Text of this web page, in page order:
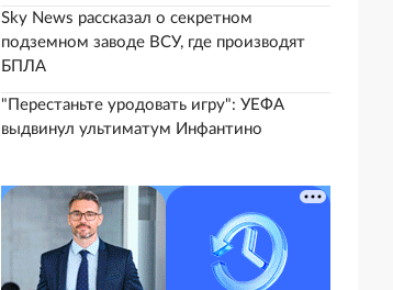
Sky News рассказал о секретном
подземном заводе ВСУ, где производят
БПЛА
"Перестаньте уродовать игру": УЕФА
выдвинул ультиматум Инфантино